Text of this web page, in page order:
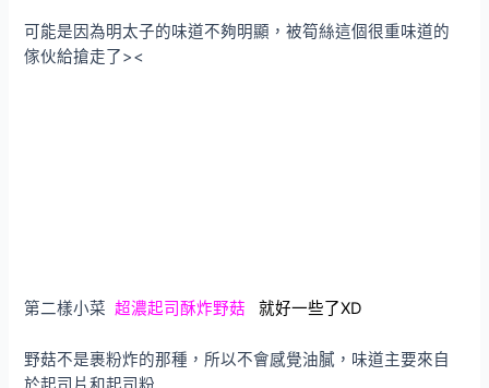
可能是因為明太子的味道不夠明顯，被筍絲這個很重味道的
傢伙給搶走了><
第二樣小菜超濃起司酥炸野菇就好一些了XD
野菇不是裹粉炸的那種，所以不會感覺油膩，味道主要來自